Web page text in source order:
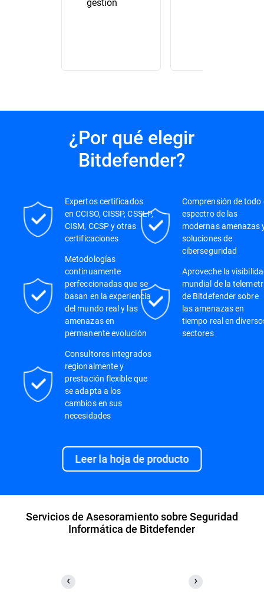
¿Por qué elegir
Bitdefender?
Expertos certificados
en CCISO, CISSP, CSSLP,
CISM, CCSP y otras
certificaciones
Metodologías
continuamente
perfeccionadas que se
basan en la experiencia
del mundo real y las
amenazas en
permanente evolución
Consultores integrados
regionalmente y
prestación flexible que
se adapta a los
cambios en sus
necesidades
Comprensión de todo
espectro de las
modernas amenazas
soluciones de
ciberseguridad
Aproveche la
mundial de la
de Bitdefender sobre
las amenazas en
tiempo real en
sectores
Leer la hoja de producto
Servicios de Asesoramiento sobre Seguridad
Informática de Bitdefender